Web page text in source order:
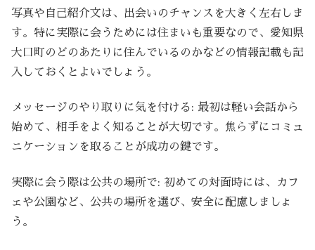
写真や自己紹介文は、出会いのチャンスを大きく左右しま
す。特に実際に会うためには住まいも重要なので、愛知県
大口町のどのあたりに住んでいるのかなどの情報記載も記
入しておくとよいでしょう。
メッセージのやり取りに気を付ける: 最初は軽い会話から
始めて、相手をよく知ることが大切です。焦らずにコミュ
ニケーションを取ることが成功の鍵です。
実際に会う際は公共の場所で: 初めての対面時には、カフ
ェや公園など、公共の場所を選び、安全に配慮しましょ
う。